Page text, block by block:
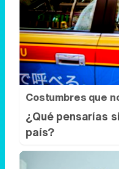
Costumbres que
¿Qué pensarías
país?